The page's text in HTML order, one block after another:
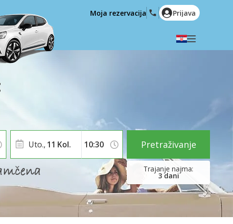
English (US)
Polski
Türkçe
Română
Ελληνικά
Hrvatski
العربية
Moja rezervacija Prijava
3 dani
Uto., 11 Kol. Pretraživanje